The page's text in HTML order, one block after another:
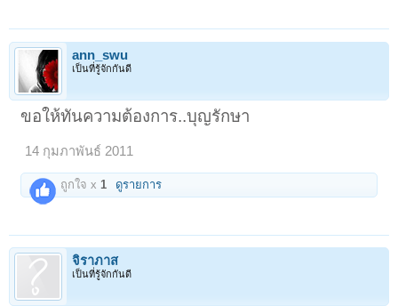
ann_swu
เป็นที่รู้จักกันดี
ขอให้ทันความต้องการ..บุญรักษา
14 กุมภาพันธ์ 2011
ถูกใจ x 1 ดูรายการ
จิราภาส
เป็นที่รู้จักกันดี